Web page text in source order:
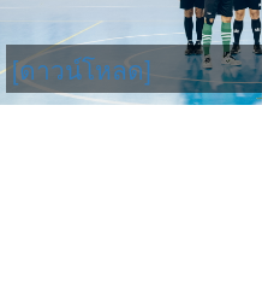
[ดาวน์โหลด]